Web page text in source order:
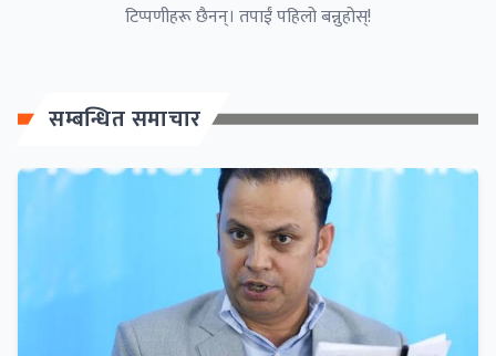
टिप्पणीहरू छैनन्। तपाईं पहिलो बन्नुहोस्!
सम्बन्धित समाचार